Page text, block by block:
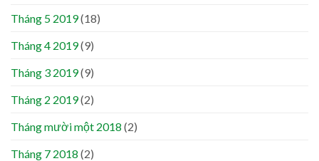
Tháng 5 2019(18)
Tháng 4 2019(9)
Tháng 3 2019(9)
Tháng 2 2019(2)
Tháng mười một 2018 (2)
Tháng 7 2018 (2)